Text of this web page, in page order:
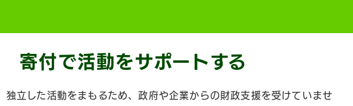
寄付で活動をサポートする
独立した活動をまもるため、政府や企業からの財政支援を受けていませ